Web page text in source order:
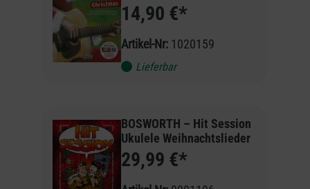
14,90 €*
Artikel-Nr: 1020159
Lieferbar
BOSWORTH – Hit Session
Ukulele Weihnachtslieder
29,99 €*